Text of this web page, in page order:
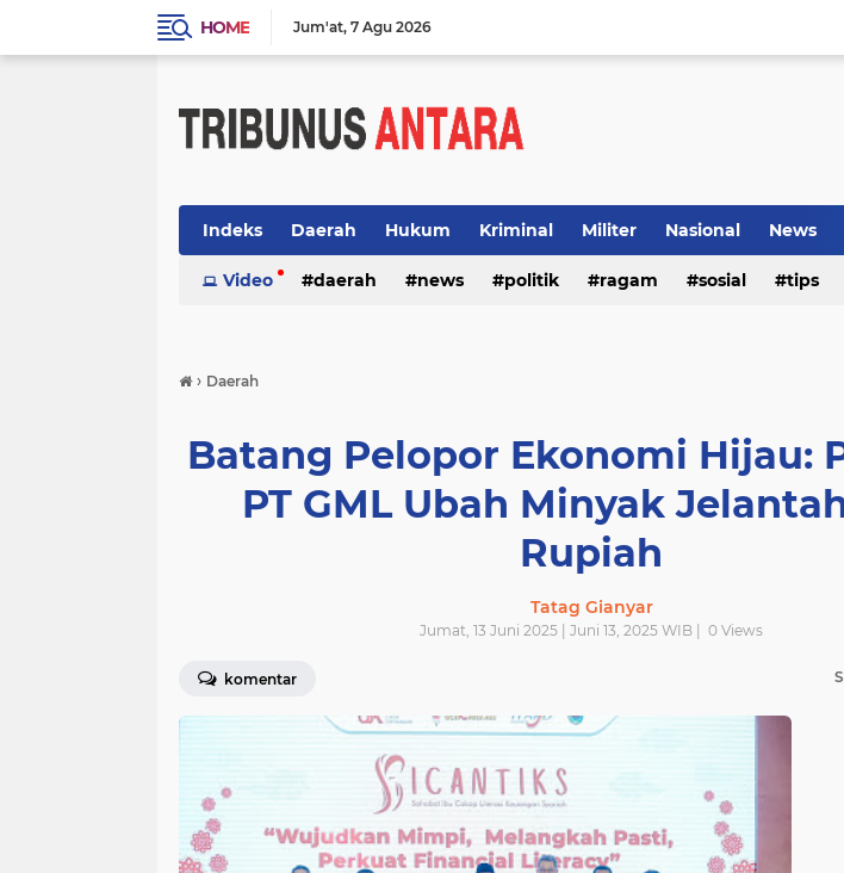
HOME Jum'at 7 Agu 2026
Indeks Daerah Hukum Kriminal Militer Nasional News
Video daerah news politik ragam sosial tips
› Daerah
Batang Pelopor Ekonomi Hijau:
PT GML Ubah Minyak
Rupiah
Tatag Gianyar
Jumat, 13 Juni 2025 | Juni 13, 2025 WIB | 0 Views
komentar